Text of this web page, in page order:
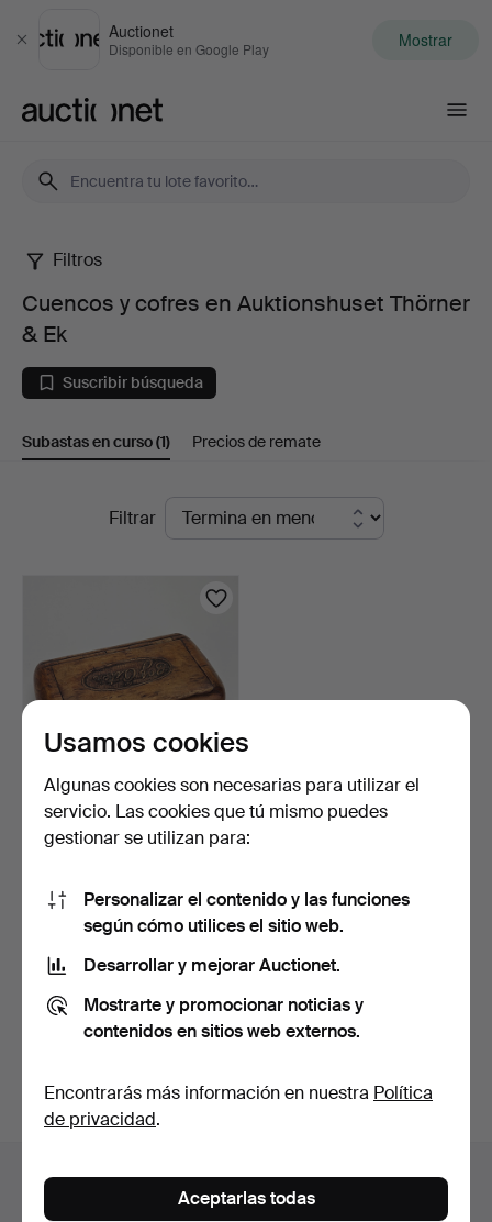
Cerrar
Auctionet
Disponible en Google Play Mostrar
Cuencos
cofres
en
Thörner
Filtros
Cuencos y cofres en Auktionshuset Thörner
& Ek
Suscribir búsqueda
Subastas en curso(1) Precios de remate
SubastasFiltrar
CAJA DE TABACO, madera,
siglo XIX.
85 USD
Suscribir búsqueda
También puedes buscar ennuestro archivo de
subastas concluidas.
en
Ayuda y contacto
Contacta con el servicio de atención al cliente
Usamos cookies
Algunas cookies son necesarias para utilizar el
servicio. Las cookies que tú mismo puedes
gestionar se utilizan para:
Personalizar el contenido y las funciones
según cómo utilices el sitio web.
Desarrollar y mejorar Auctionet.
Mostrarte y promocionar noticias y
contenidos en sitios web externos.
Encontrarás más información en nuestra Política
de privacidad.
Aceptarlas todas